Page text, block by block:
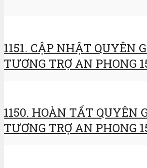
1151. CẬP NHẬT QUYÊN
TƯƠNG TRỢ AN PHONG
1150. HOÀN TẤT QUYÊN
TƯƠNG TRỢ AN PHONG